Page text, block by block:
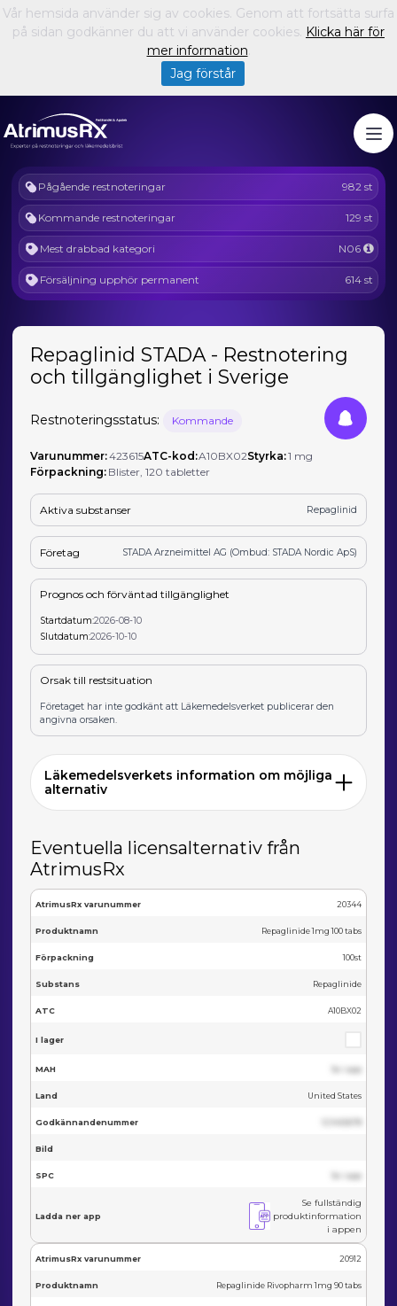
Pågående restnoteringar 982 st
Kommande restnoteringar 129 st
Mest drabbad kategori N06
Försäljning upphör permanent 614 st
Repaglinid STADA - Restnotering
och tillgänglighet i Sverige
Restnoteringsstatus: Kommande
Varunummer:423615ATC-kod:A10BX02Styrka:1 mg
Förpackning: Blister, 120 tabletter
Aktiva substanser Repaglinid
Företag STADA Arzneimittel AG (Ombud: STADA Nordic ApS)
Prognos och förväntad tillgänglighet
Startdatum:2026-08-10
Slutdatum:2026-10-10
Orsak till restsituation
Företaget har inte godkänt att Läkemedelsverket publicerar den
angivna orsaken.
Läkemedelsverkets information om möjliga
alternativ
Eventuella licensalternativ från
AtrimusRx
AtrimusRx varunummer 20344
Produktnamn Repaglinide 1mg 100 tabs
Förpackning 100st
Substans Repaglinide
ATC A10BX02
I lager
MAH Se i app
Land United States
Godkännandenummer
Bild
SPC Se i app
Ladda ner app
Se fullständig
produktinformation
i appen
AtrimusRx varunummer 20912
Produktnamn Repaglinide Rivopharm 1mg 90 tabs
Vår hemsida använder sig av cookies. Genom att fortsätta surfa
på sidan godkänner du att vi använder cookies. Klicka här för
mer information.
Jag förstår